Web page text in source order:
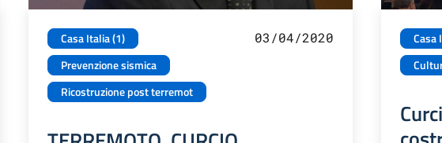
Casa Italia (1)
Prevenzione sismica
Ricostruzione post terremot
03/04/2020 Casa